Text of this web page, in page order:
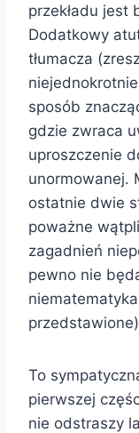
przekładu jest
Dodatkowy
tłumacza
sposób
gdzie zwraca
uproszczenie
unormowanej.
ostatnie dwie
poważne
zagadnień
pewno nie
To
pierwszej
nie odstraszy